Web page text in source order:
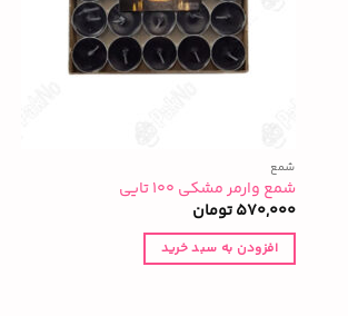
شمع
شمع وارمر مشکی ۱۰۰ تایی
570,000تومان
افزودن به سبد خرید